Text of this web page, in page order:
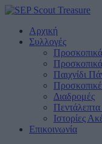
Αρχική
Συλλογές
Προσκοπικά
Παιχνίδι
Διαδρομές
Ιστορίες
Επικοινωνία